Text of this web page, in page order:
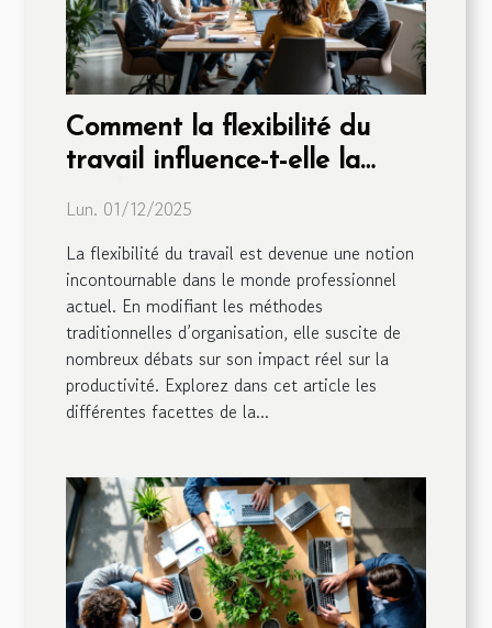
Comment la flexibilité du
travail influence-t-elle la
productivité?
Lun. 01/12/2025
La flexibilité du travail est devenue une notion
incontournable dans le monde professionnel
actuel. En modifiant les méthodes
traditionnelles d’organisation, elle suscite de
nombreux débats sur son impact réel sur la
productivité. Explorez dans cet article les
différentes facettes de la...